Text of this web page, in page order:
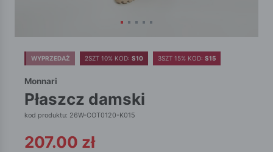
WYPRZEDAŻ 2SZT 10% KOD: S10 3SZT 15% KOD: S15
Monnari
płaszcz damski
kod produktu: 26W-COT0120-K015
207.00 zł